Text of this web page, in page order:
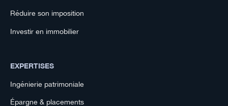
Réduire son imposition
Investir en immobilier
EXPERTISES
Ingénierie patrimoniale
Épargne & placements